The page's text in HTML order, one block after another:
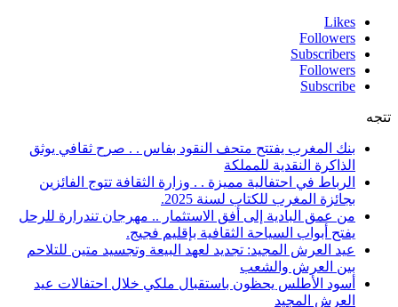
Likes
Followers
Subscribers
Followers
Subscribe
تتجه
بنك المغرب يفتتح متحف النقود بفاس . . صرح ثقافي يوثق
الذاكرة النقدية للمملكة
الرباط في احتفالية مميزة . . وزارة الثقافة تتوج الفائزين
بجائزة المغرب للكتاب لسنة 2025.
من عمق البادية إلى أفق الاستثمار .. مهرجان تندرارة للرحل
يفتح أبواب السياحة الثقافية بإقليم فجيج.
عيد العرش المجيد: تجديد لعهد البيعة وتجسيد متين للتلاحم
بين العرش والشعب
أسود الأطلس يحظون باستقبال ملكي خلال احتفالات عيد
العرش المجيد